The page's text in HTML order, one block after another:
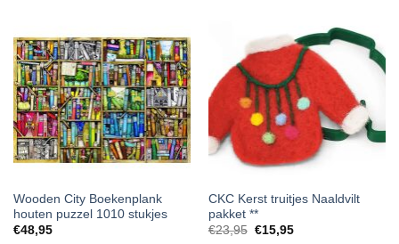
Wooden City Boekenplank
houten puzzel 1010 stukjes
€48,95
CKC Kerst truitjes Naaldvilt
pakket **
€23,95 Oorspronkelijke
€15,95Huidige